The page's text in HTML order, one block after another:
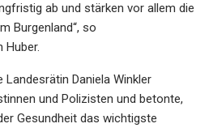
ab und stärken vor allem die
Burgenland“, so
Huber.
Daniela Winkler
und Polizisten und betonte,
Gesundheit das wichtigste